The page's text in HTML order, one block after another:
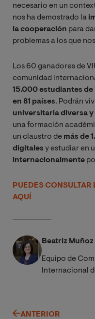
necesario en un
nos ha demostrado la
la cooperación para
problemas a los que
Los 60 ganadores de
comunidad
15.000 estudiantes
en 81 países. Podrán
universitaria diversa
una formación
un claustro de más de
digitales y estudiar en
internacionalmente
PUEDES
AQUÍ
Beatriz Muñoz
Equipo de
Internacional
ANTERIOR